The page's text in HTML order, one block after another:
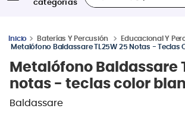
Baterías Y Percusión
Educacional Y
Metalófono Baldassare TL25W 25 Notas - Teclas
Metalófono Baldassare
notas - teclas color
Baldassare